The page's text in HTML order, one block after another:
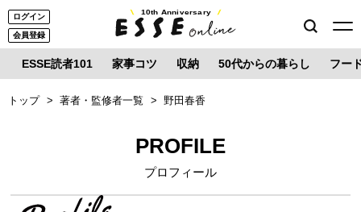
ログイン
会員登録
10th Anniversary
ESSE読者101 家事コツ 収納 50代からの暮らし フー
トップ 著者・監修者一覧 野田春香
PROFILE
プロフィール